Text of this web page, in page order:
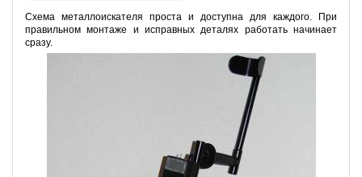
Схема металлоискателя проста и доступна для каждого. При
правильном монтаже и исправных деталях работать начинает
сразу.